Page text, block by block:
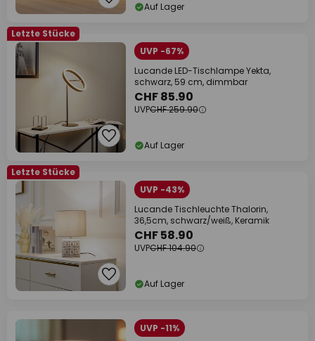
Auf Lager
Letzte Stücke
UVP -67%
Lucande LED-Tischlampe Yekta,
schwarz, 59 cm, dimmbar
CHF 85.90
UVPCHF 259.90
Auf Lager
Letzte Stücke
UVP -43%
Lucande Tischleuchte Thalorin,
36,5cm, schwarz/weiß, Keramik
CHF 58.90
UVPCHF 104.90
Auf Lager
UVP -11%